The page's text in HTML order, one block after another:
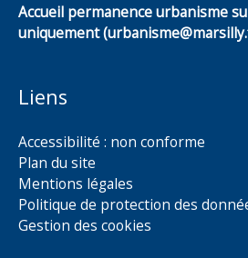
Accueil permanence urbanisme
uniquement
Liens
Accessibilité : non conforme
Plan du site
Mentions légales
Politique de protection des
Gestion des cookies